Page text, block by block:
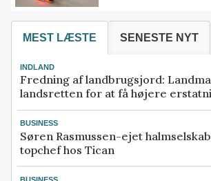
MEST LÆSTE SENESTE NYT
INDLAND
Fredning af landbrugsjord:
landsretten for at få højere
BUSINESS
Søren Rasmussen-ejet
topchef hos Tican